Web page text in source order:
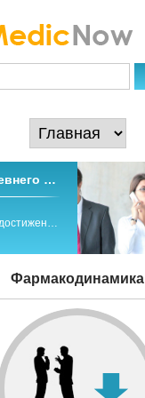
Медицина древнего тибета
Замечательным достижением древних и средневековых медицинских знаний народов Азии является традиционная система индо-тибетской медицины ...
Фармакодинамика